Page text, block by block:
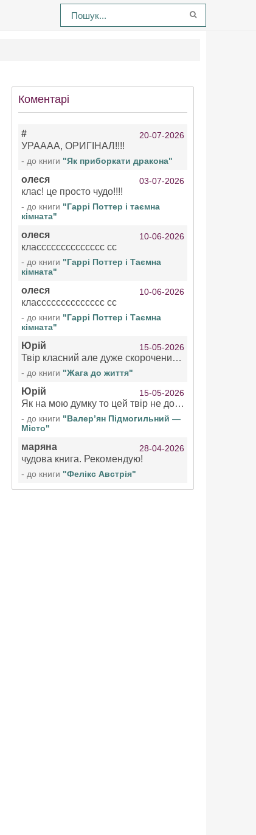
Коментарі
# 20-07-2026
УРАААА, ОРИГІНАЛ!!!!
- до книги "Як приборкати дракона"
олеся 03-07-2026
клас! це просто чудо!!!!
- до книги "Гаррі Поттер і таємна
кімната"
олеся 10-06-2026
класссссссссссссс сс
- до книги "Гаррі Поттер і Таємна
кімната"
олеся 10-06-2026
класссссссссссссс сс
- до книги "Гаррі Поттер і Таємна
кімната"
Юрій 15-05-2026
Твір класний але дуже скорочений якщо вже озвучуєте то бажано цілі твори
- до книги "Жага до життя"
Юрій 15-05-2026
Як на мою думку то цей твір не дотягує бути у топ 100 аудіокниг
- до книги "Валер’ян Підмогильний —
Місто"
маряна 28-04-2026
чудова книга. Рекомендую!
- до книги "Фелікс Австрія"